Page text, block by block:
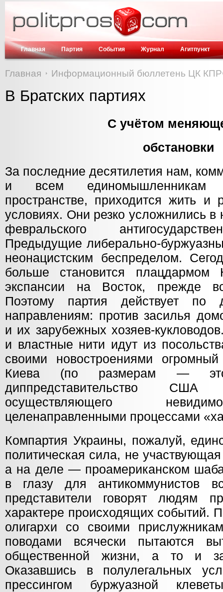
Главная Партия События Журнал Агитпункт
Главная Информационный бюллетень ЦК
В Братских партиях
С учётом
обстановки
За последние десятилетия нам,
и всем единомышленникам
пространстве, приходится жить и
условиях. Они резко усложнились
февральского
Предыдущие либерально-
неонацистским беспределом.
больше становится
экспансии на Восток, прежде
Поэтому партия действует по
направлениям: против засилья
и их зарубежных хозяев-
и властные нити идут из
своими новостроениями
Киева (по размерам —
диппредставительство
осуществляющего
целенаправленными процессами
Компартия Украины, пожалуй,
политическая сила, не
а на деле — проамериканском
в глазу для антикоммунистов
представители говорят людям
характере происходящих событий.
олигархи со своими
поводами всячески пытаются
общественной жизни, а то и
Оказавшись в полулегальных
прессингом буржуазной